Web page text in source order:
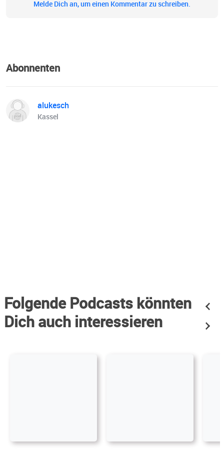
Melde Dich an, um einen Kommentar zu schreiben.
Abonnenten
alukesch
Kassel
Folgende Podcasts könnten
Dich auch interessieren